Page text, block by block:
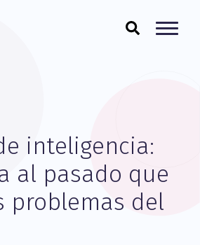
inteligencia:
al pasado que
problemas del